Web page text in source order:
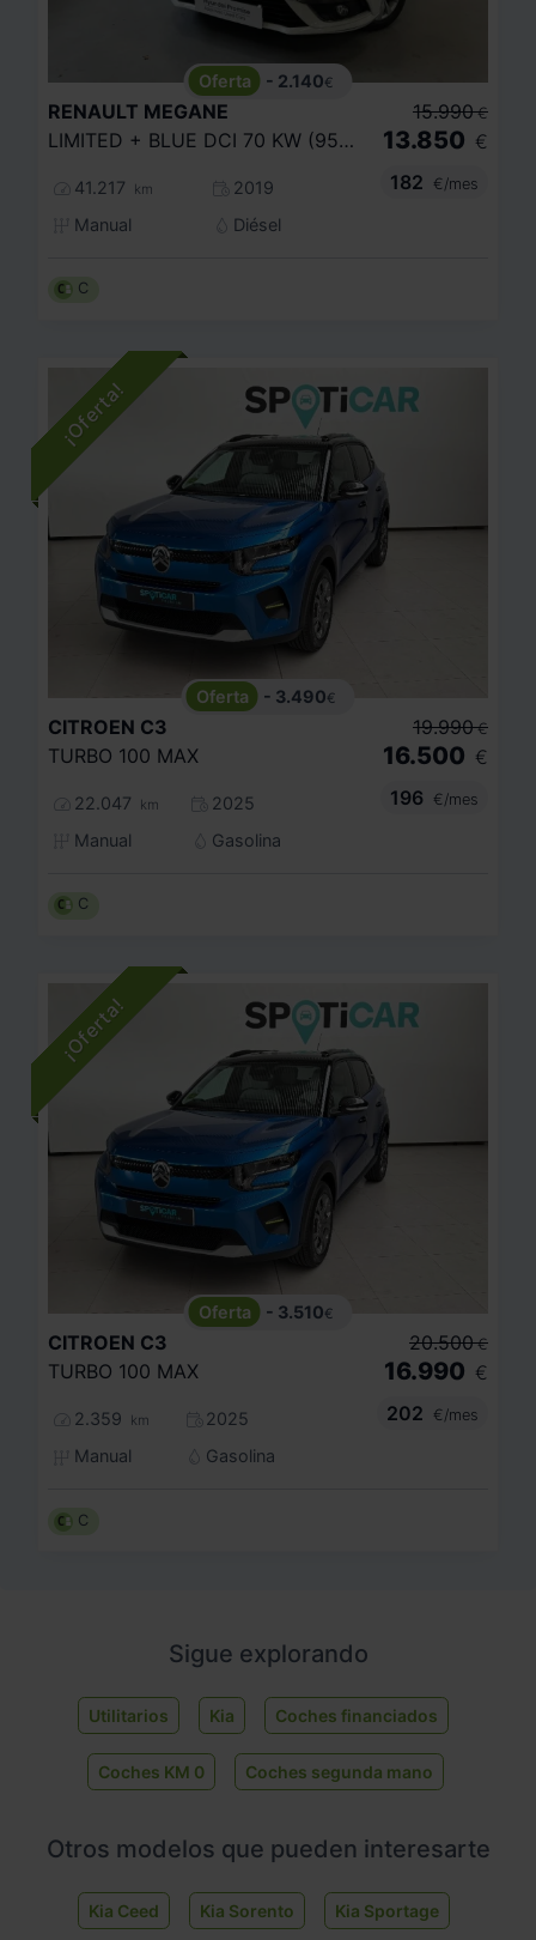
- 2.140€
RENAULT MEGANE
LIMITED + BLUE DCI 70 KW (95CV) SS
41.217 km
2019
Manual
Diésel
15.990 €
13.850 €
182
€/mes
C
- 3.490€
CITROEN C3
TURBO 100 MAX
22.047 km
2025
Manual
Gasolina
19.990 €
16.500 €
196
€/mes
C
- 3.510€
CITROEN C3
TURBO 100 MAX
2.359 km
2025
Manual
Gasolina
20.500 €
16.990 €
202
€/mes
C
Sigue explorando
Utilitarios Kia Coches financiados
Coches KM 0 Coches segunda mano
Otros modelos que pueden interesarte
Kia Ceed Kia Sorento Kia Sportage